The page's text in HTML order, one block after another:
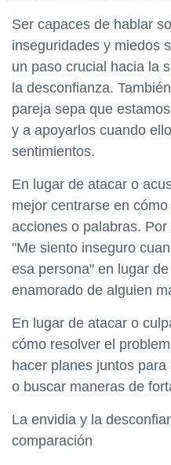
Ser capaces de hablar
inseguridades y miedos
un paso crucial hacia la
la desconfianza.
pareja sepa que
y a apoyarlos cuando
sentimientos.
En lugar de atacar o
mejor centrarse en
acciones o palabras.
"Me siento inseguro
esa persona" en lugar
enamorado de alguien
En lugar de atacar o
cómo resolver el
hacer planes juntos
o buscar maneras de
La envidia y la
comparación